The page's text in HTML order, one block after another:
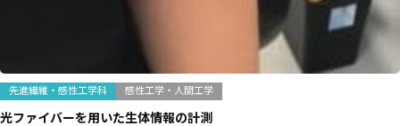
先進繊維・感性工学科 感性工学・人間工学
光ファイバーを用いた生体情報の計測